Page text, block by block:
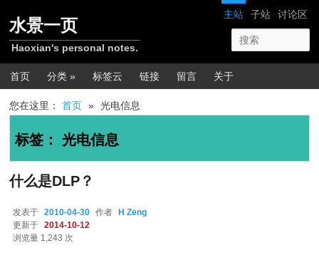
网站导航
主站 子站 讨论区
水景一页
Haoxian's personal notes.
主菜单
首页 分类 » 标签云 链接 留言 关于
您在这里：首页 » 光电信息
标签：光电信息
什么是DLP？
发表于 2010-04-30 作者
H Zeng
更新于
2014-10-12
浏览量 1,243 次